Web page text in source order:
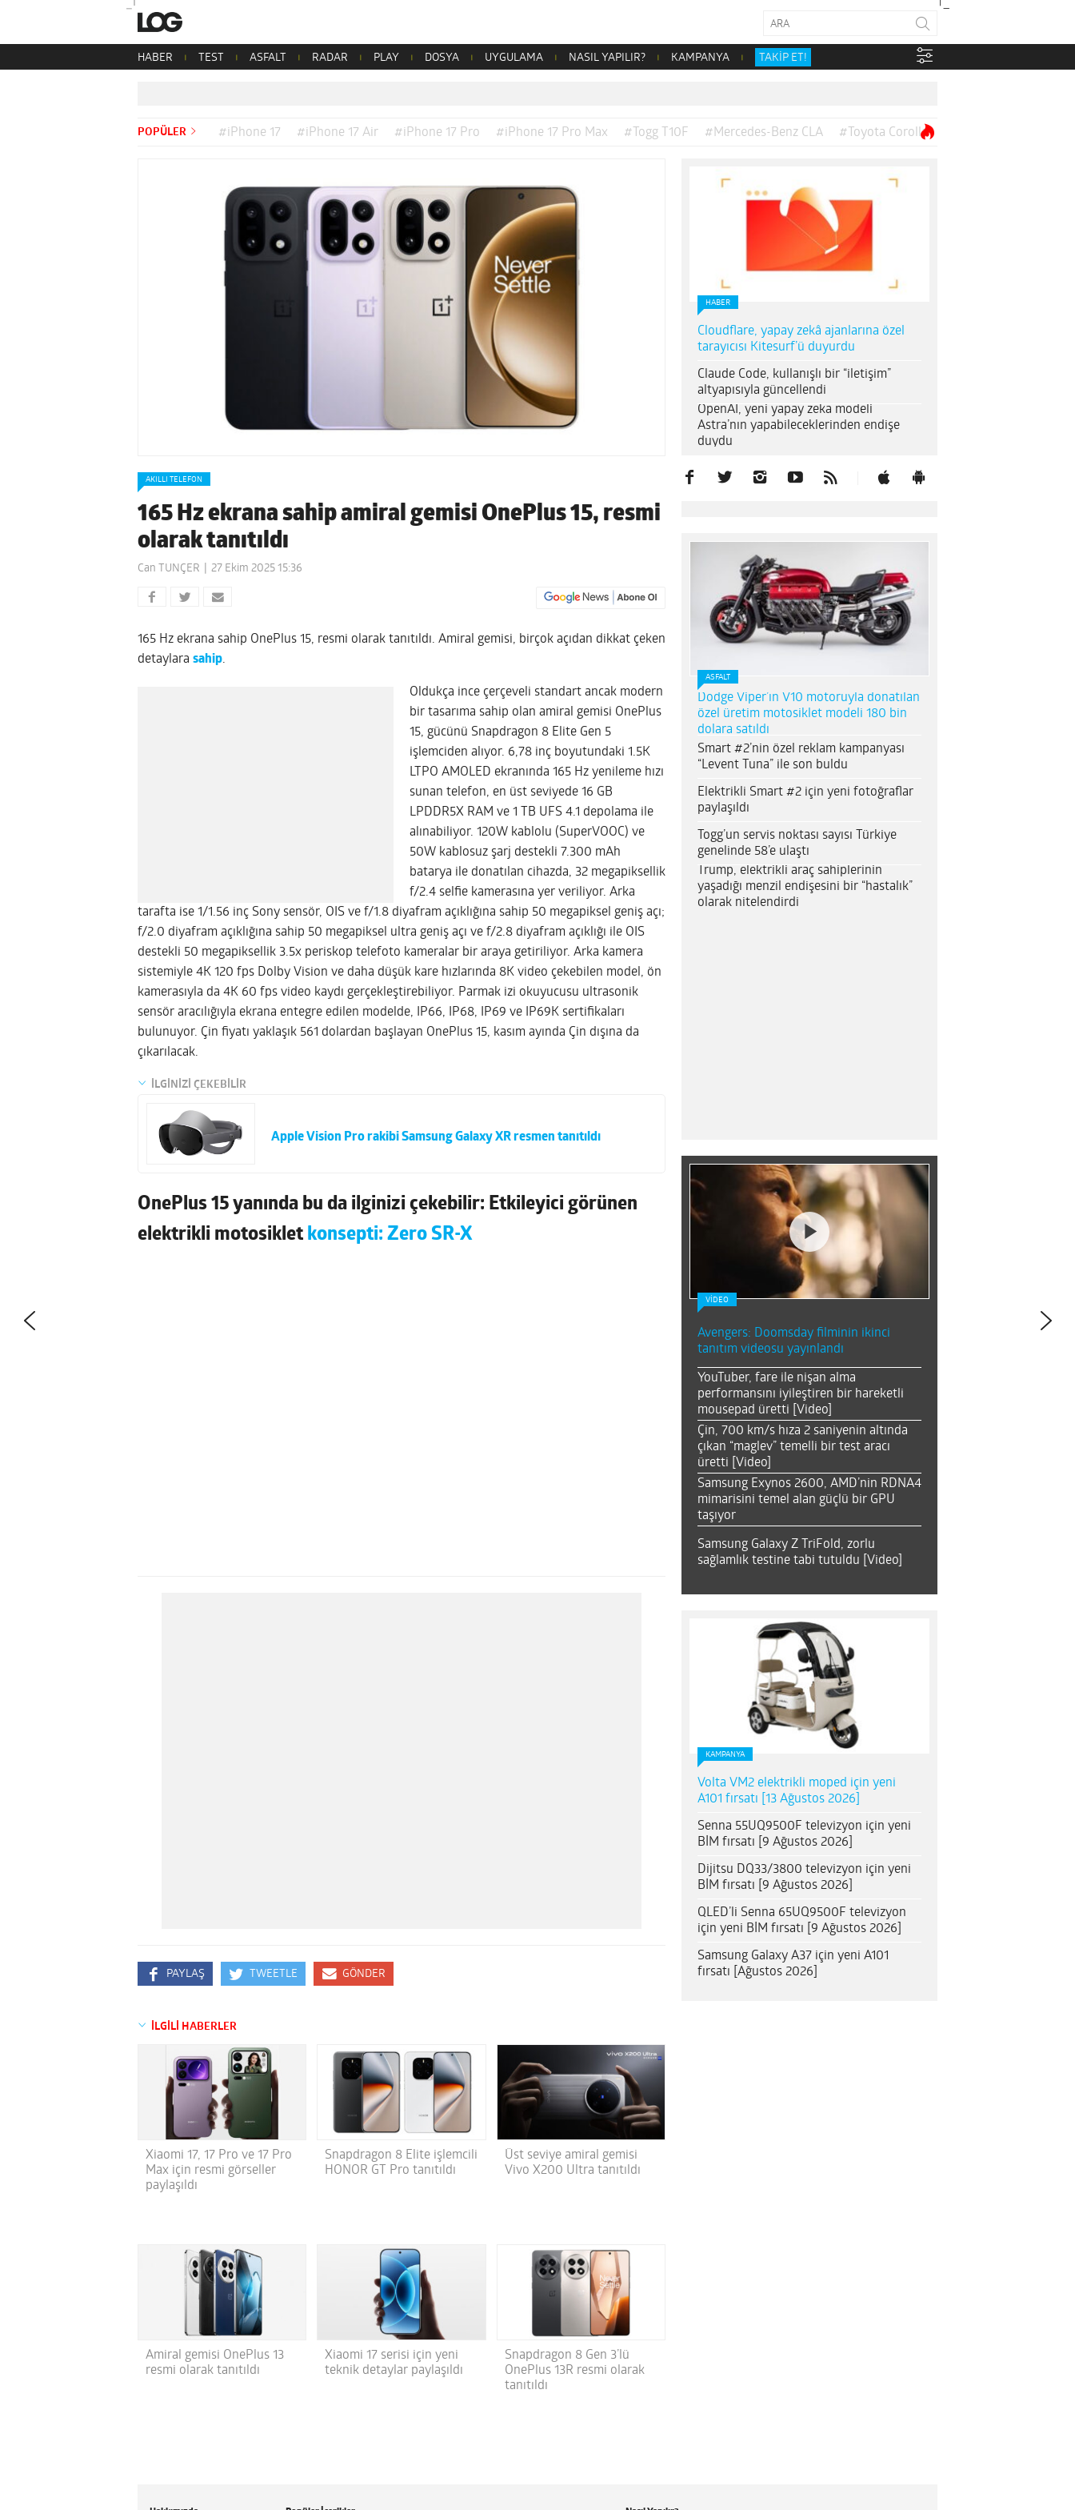
HABER TEST ASFALT RADAR PLAY DOSYA UYGULAMA NASIL YAPILIR? KAMPANYA TAKİP ET!
POPÜLER #iPhone 17 #iPhone 17 Air #iPhone 17 Pro #iPhone 17 Pro Max #Togg T10F #Mercedes-Benz CLA #Toyota Corolla
AKILLI TELEFON
165 Hz ekrana sahip amiral gemisi OnePlus 15, resmi
olarak tanıtıldı
Can TUNÇER 27 Ekim 2025 15:36
165 Hz ekrana sahip OnePlus 15, resmi olarak tanıtıldı. Amiral gemisi, birçok açıdan dikkat çeken
detaylara sahip.
Oldukça ince çerçeveli standart ancak modern
bir tasarıma sahip olan amiral gemisi OnePlus
15, gücünü Snapdragon 8 Elite Gen 5
işlemciden alıyor. 6,78 inç boyutundaki 1.5K
LTPO AMOLED ekranında 165 Hz yenileme hızı
sunan telefon, en üst seviyede 16 GB
LPDDR5X RAM ve 1 TB UFS 4.1 depolama ile
alınabiliyor. 120W kablolu (SuperVOOC) ve
50W kablosuz şarj destekli 7.300 mAh
batarya ile donatılan cihazda, 32 megapiksellik
f/2.4 selfie kamerasına yer veriliyor. Arka
tarafta ise 1/1.56 inç Sony sensör, OIS ve f/1.8 diyafram açıklığına sahip 50 megapiksel geniş açı;
f/2.0 diyafram açıklığına sahip 50 megapiksel ultra geniş açı ve f/2.8 diyafram açıklığı ile OIS
destekli 50 megapiksellik 3.5x periskop telefoto kameralar bir araya getiriliyor. Arka kamera
sistemiyle 4K 120 fps Dolby Vision ve daha düşük kare hızlarında 8K video çekebilen model, ön
kamerasıyla da 4K 60 fps video kaydı gerçekleştirebiliyor. Parmak izi okuyucusu ultrasonik
sensör aracılığıyla ekrana entegre edilen modelde, IP66, IP68, IP69 ve IP69K sertifikaları
bulunuyor. Çin fiyatı yaklaşık 561 dolardan başlayan OnePlus 15, kasım ayında Çin dışına da
çıkarılacak.
İLGİNİZİ ÇEKEBİLİR
Apple Vision Pro rakibi Samsung Galaxy XR resmen tanıtıldı
OnePlus 15 yanında bu da ilginizi çekebilir: Etkileyici görünen
elektrikli motosiklet konsepti: Zero SR-X
PAYLAŞ TWEETLE GÖNDER
İLGİLİ HABERLER
Xiaomi 17, 17 Pro ve 17 Pro
Max için resmi görseller
paylaşıldı
Snapdragon 8 Elite işlemcili
HONOR GT Pro tanıtıldı
Üst seviye amiral gemisi
Vivo X200 Ultra tanıtıldı
Amiral gemisi OnePlus 13
resmi olarak tanıtıldı
Xiaomi 17 serisi için yeni
teknik detaylar paylaşıldı
Snapdragon 8 Gen 3’lü
OnePlus 13R resmi olarak
tanıtıldı
HABER
Cloudflare, yapay zekâ ajanlarına özel
tarayıcısı Kitesurf’ü duyurdu
Claude Code, kullanışlı bir “iletişim”
altyapısıyla güncellendi
OpenAI, yeni yapay zeka modeli
Astra’nın yapabileceklerinden endişe
duydu
ASFALT
Dodge Viper’ın V10 motoruyla donatılan
özel üretim motosiklet modeli 180 bin
dolara satıldı
Smart #2’nin özel reklam kampanyası
“Levent Tuna” ile son buldu
Elektrikli Smart #2 için yeni fotoğraflar
paylaşıldı
Togg’un servis noktası sayısı Türkiye
genelinde 58’e ulaştı
Trump, elektrikli araç sahiplerinin
yaşadığı menzil endişesini bir “hastalık”
olarak nitelendirdi
VİDEO
Avengers: Doomsday filminin ikinci
tanıtım videosu yayınlandı
YouTuber, fare ile nişan alma
performansını iyileştiren bir hareketli
mousepad üretti [Video]
Çin, 700 km/s hıza 2 saniyenin altında
çıkan “maglev” temelli bir test aracı
üretti [Video]
Samsung Exynos 2600, AMD’nin RDNA4
mimarisini temel alan güçlü bir GPU
taşıyor
Samsung Galaxy Z TriFold, zorlu
sağlamlık testine tabi tutuldu [Video]
KAMPANYA
Volta VM2 elektrikli moped için yeni
A101 fırsatı [13 Ağustos 2026]
Senna 55UQ9500F televizyon için yeni
BİM fırsatı [9 Ağustos 2026]
Dijitsu DQ33/3800 televizyon için yeni
BİM fırsatı [9 Ağustos 2026]
QLED’li Senna 65UQ9500F televizyon
için yeni BİM fırsatı [9 Ağustos 2026]
Samsung Galaxy A37 için yeni A101
fırsatı [Ağustos 2026]